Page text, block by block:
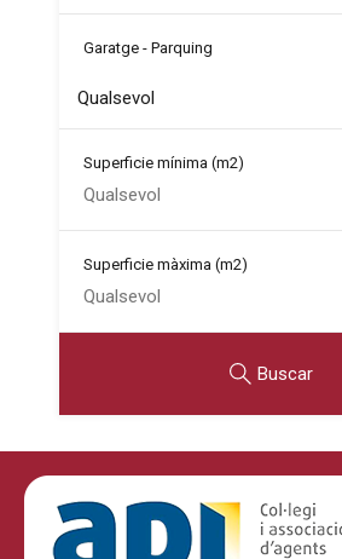
Garatge - Parquing
Superficie mínima (m2)
Superficie màxima (m2)
Buscar